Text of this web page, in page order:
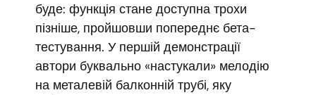
буде: функція стане доступна трохи
пізніше, пройшовши попереднє бета-
тестування. У першій демонстрації
автори буквально «настукали» мелодію
на металевій балконній трубі, яку